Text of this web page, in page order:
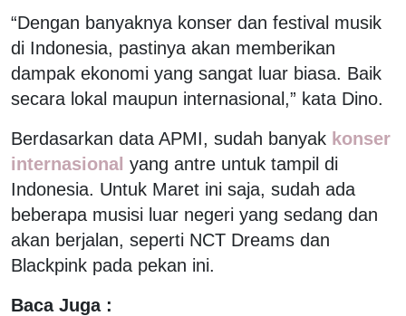
“Dengan banyaknya konser dan festival musik
di Indonesia, pastinya akan memberikan
dampak ekonomi yang sangat luar biasa. Baik
secara lokal maupun internasional,” kata Dino.
Berdasarkan data APMI, sudah banyak konser
internasional yang antre untuk tampil di
Indonesia. Untuk Maret ini saja, sudah ada
beberapa musisi luar negeri yang sedang dan
akan berjalan, seperti NCT Dreams dan
Blackpink pada pekan ini.
Baca Juga :